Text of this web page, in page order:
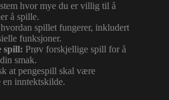
hvor mye du er villig til å
å spille.
spillet fungerer, inkludert
funksjoner.
spill: Prøv forskjellige spill for å
smak.
at pengespill skal være
inntektskilde.